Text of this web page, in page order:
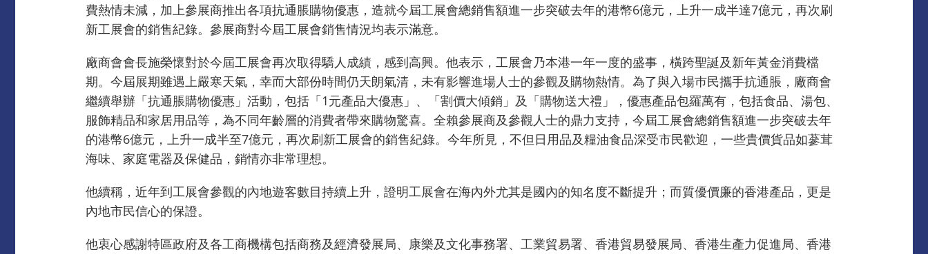
費熱情未減，加上參展商推出各項抗通脹購物優惠，造就今屆工展會總銷售額進一步突破去年的港幣6億元，上升一成半達7億元，再次刷
新工展會的銷售紀錄。參展商對今屆工展會銷售情況均表示滿意。
廠商會會長施榮懷對於今屆工展會再次取得驕人成績，感到高興。他表示，工展會乃本港一年一度的盛事，橫跨聖誕及新年黃金消費檔
期。今屆展期雖遇上嚴寒天氣，幸而大部份時間仍天朗氣清，未有影響進場人士的參觀及購物熱情。為了與入場巿民攜手抗通脹，廠商會
繼續舉辦「抗通脹購物優惠」活動，包括「1元產品大優惠」、「割價大傾銷」及「購物送大禮」，優惠產品包羅萬有，包括食品、湯包、
服飾精品和家居用品等，為不同年齡層的消費者帶來購物驚喜。全賴參展商及參觀人士的鼎力支持，今屆工展會總銷售額進一步突破去年
的港幣6億元，上升一成半至7億元，再次刷新工展會的銷售紀錄。今年所見，不但日用品及糧油食品深受市民歡迎，一些貴價貨品如蔘茸
海味、家庭電器及保健品，銷情亦非常理想。
他續稱，近年到工展會參觀的內地遊客數目持續上升，證明工展會在海內外尤其是國內的知名度不斷提升；而質優價廉的香港產品，更是
內地市民信心的保證。
他衷心感謝特區政府及各工商機構包括商務及經濟發展局、康樂及文化事務署、工業貿易署、香港貿易發展局、香港生產力促進局、香港